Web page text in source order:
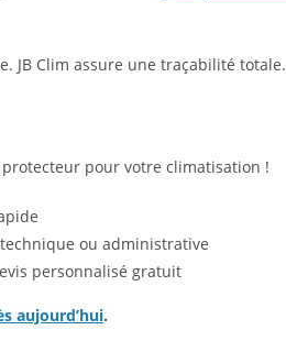
JB Clim assure une traçabilité totale.
protecteur pour votre climatisation !
ou administrative
personnalisé gratuit
aujourd’hui.